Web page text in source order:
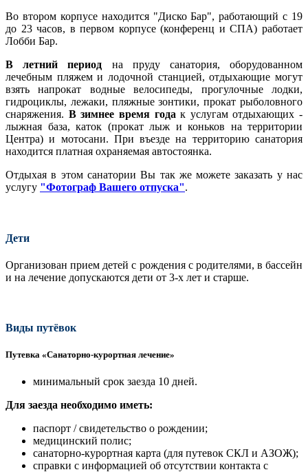
Во втором корпусе находится "Диско Бар", работающий с 19
до 23 часов, в первом корпусе (конференц и СПА) работает
Лобби Бар.
В летний период на пруду санатория, оборудованном
лечебным пляжем и лодочной станцией, отдыхающие могут
взять напрокат водные велосипеды, прогулочные лодки,
гидроциклы, лежаки, пляжные зонтики, прокат рыболовного
снаряжения. В зимнее время года к услугам отдыхающих -
лыжная база, каток (прокат лыж и коньков на территории
Центра) и мотосани. При въезде на территорию санатория
находится платная охраняемая автостоянка.
Отдыхая в этом санатории Вы так же можете заказать у нас
услугу "Фотограф Вашего отпуска".
Дети
Организован прием детей с рождения с родителями, в бассейн
и на лечение допускаются дети от 3-х лет и старше.
Виды путёвок
Путевка «Санаторно-курортная лечение»
минимальный срок заезда 10 дней.
Для заезда необходимо иметь:
паспорт / свидетельство о рождении;
медицинский полис;
санаторно-курортная карта (для путевок СКЛ и АЗОЖ);
справки с информацией об отсутствии контакта с